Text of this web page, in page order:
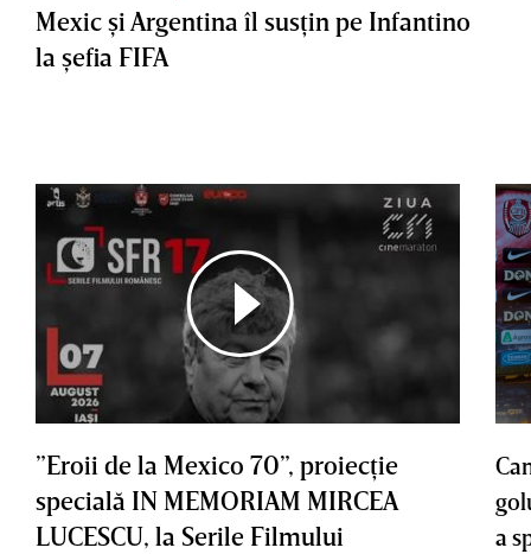
Mexic şi Argentina îl susţin pe Infantino
la şefia FIFA
”Eroii de la Mexico 70”, proiecţie
specială IN MEMORIAM MIRCEA
LUCESCU, la Serile Filmului
a